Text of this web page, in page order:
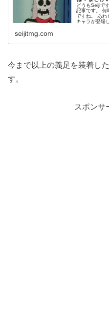
どうもSeijiで
記事です。 何
ですね。 あわ
キャラが登場
seijitmg.com
今まで以上の義足を装着し
す。
スポンサ